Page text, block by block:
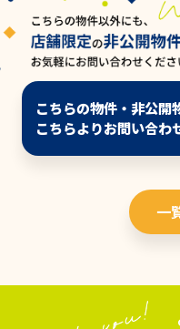
こちらの物件・非公開
こちらよりお問い合わ
一